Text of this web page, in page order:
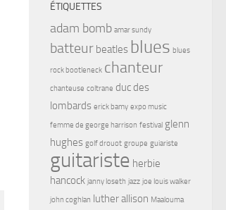
ÉTIQUETTES
adam bomb amar sundy
batteur beatles blues blues
rock bootleneck chanteur
chanteuse coltrane duc des
lombards erick bamy expo music
femme de george harrison festival glenn
hughes golf drouot groupe guiariste
guitariste herbie
hancock janny loseth jazz joe louis walker
john coghlan luther allison Maalouma